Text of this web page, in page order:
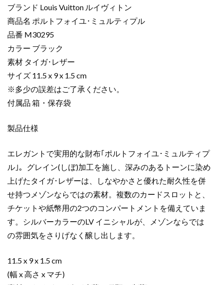
ピ
ー
ポ
ル
ト
フ
ォ
イ
ユ･
ミ
ル
ィ
プ
ル
ブ
ラ
ッ
ク
M30295
イ
ガ･
ブランド Louis Vuitton ルイヴィトン
商品名 ポルトフォイユ･ミュルティプル
品番 M30295
カラー ブラック
素材 タイガ･レザー
サイズ 11.5 x 9 x 1.5 cm
※多少の誤差はご了承ください。
付属品 箱・保存袋
製品仕様
エレガントで実用的な財布｢ポルトフォイユ･ミュルティプ
ル｣。グレイン(しぼ)加工を施し、深みのあるトーンに染め
上げたタイガ･レザーは、しなやかさと優れた耐久性を併
せ持つメゾンならではの素材。複数のカードスロットと、
チケットや紙幣用の2つのコンパートメントを備えていま
す。シルバーカラーのLV イニシャルが、メゾンならでは
の雰囲気をさりげなく醸し出します。
11.5 x 9 x 1.5 cm
(幅 x 高さ x マチ)